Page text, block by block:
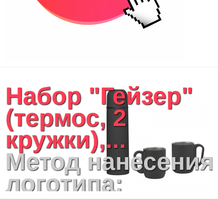
Набор "Гейзер"
(термос, 2
кружки),...
Метод нанесения
логотипа: